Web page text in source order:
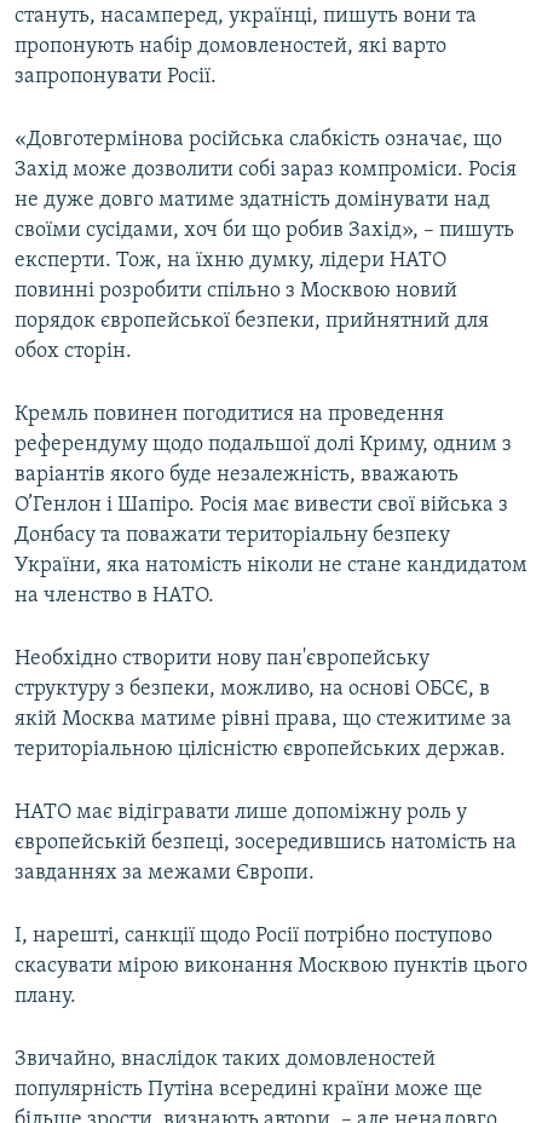
стануть, насамперед, українці, пишуть вони та
пропонують набір домовленостей, які варто
запропонувати Росії.
«Довготермінова російська слабкість означає, що
Захід може дозволити собі зараз компроміси. Росія
не дуже довго матиме здатність домінувати над
своїми сусідами, хоч би що робив Захід», – пишуть
експерти. Тож, на їхню думку, лідери НАТО
повинні розробити спільно з Москвою новий
порядок європейської безпеки, прийнятний для
обох сторін.
Кремль повинен погодитися на проведення
референдуму щодо подальшої долі Криму, одним з
варіантів якого буде незалежність, вважають
О’Генлон і Шапіро. Росія має вивести свої війська з
Донбасу та поважати територіальну безпеку
України, яка натомість ніколи не стане кандидатом
на членство в НАТО.
Необхідно створити нову пан'європейську
структуру з безпеки, можливо, на основі ОБСЄ, в
якій Москва матиме рівні права, що стежитиме за
територіальною цілісністю європейських держав.
НАТО має відігравати лише допоміжну роль у
європейській безпеці, зосередившись натомість на
завданнях за межами Європи.
І, нарешті, санкції щодо Росії потрібно поступово
скасувати мірою виконання Москвою пунктів цього
плану.
Звичайно, внаслідок таких домовленостей
популярність Путіна всередині країни може ще